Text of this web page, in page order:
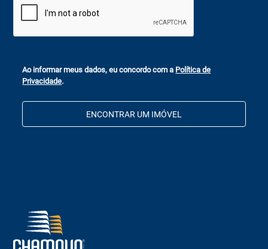
Ao informar meus dados, eu concordo com a Política de
Privacidade.
ENCONTRAR UM IMÓVEL